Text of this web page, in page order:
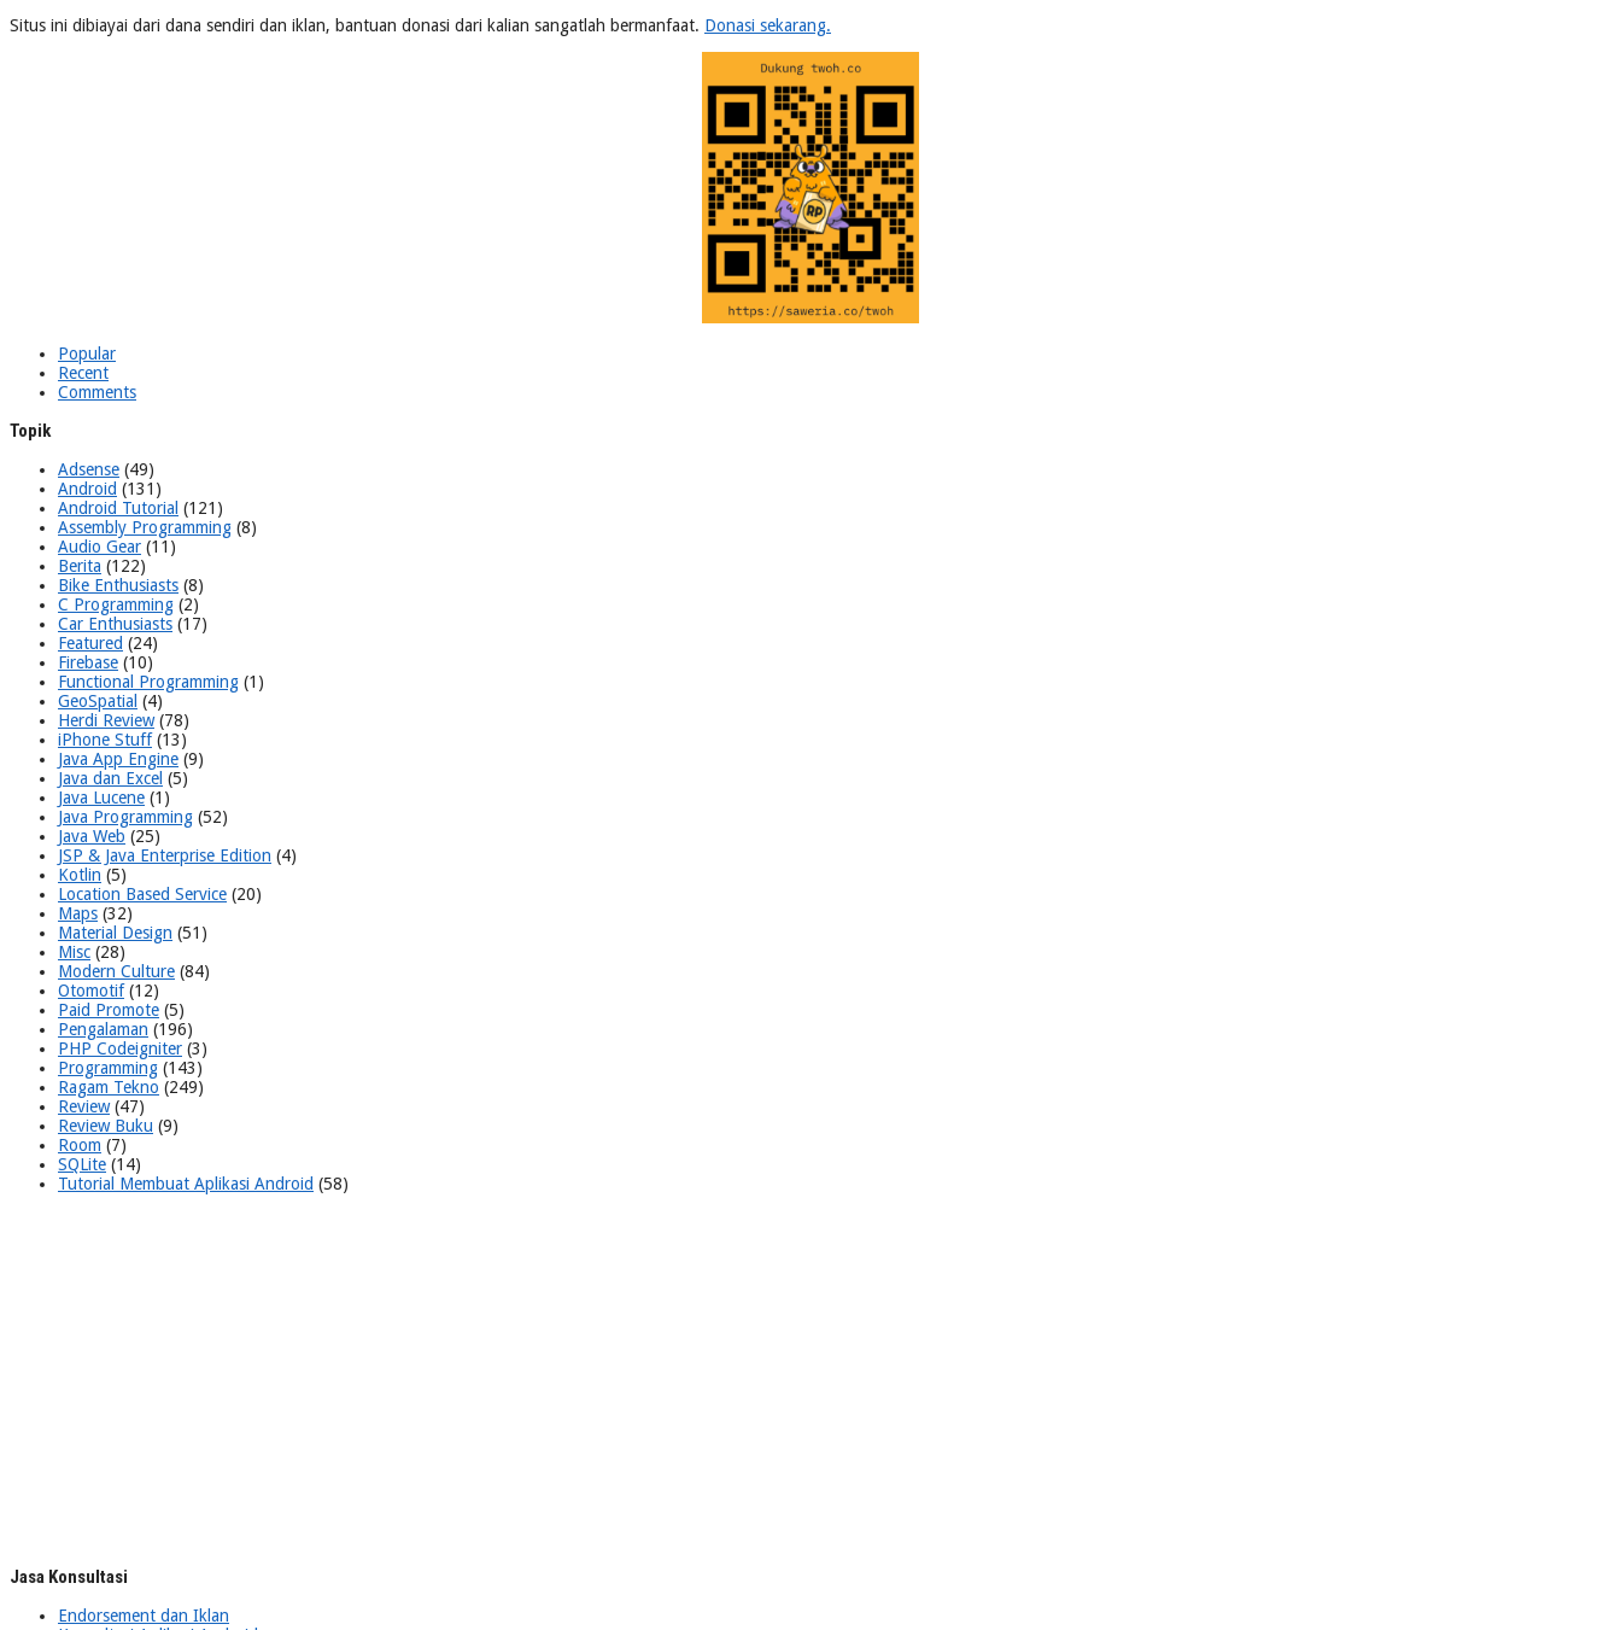
Situs ini dibiayai dari dana sendiri dan iklan, bantuan donasi dari kalian sangatlah bermanfaat. Donasi sekarang.
Popular
Recent
Comments
Topik
Adsense (49)
Android (131)
Android Tutorial (121)
Assembly Programming (8)
Audio Gear (11)
Berita (122)
Bike Enthusiasts (8)
C Programming (2)
Car Enthusiasts (17)
Featured (24)
Firebase (10)
Functional Programming (1)
GeoSpatial (4)
Herdi Review(78)
iPhone Stuff(13)
Java App Engine (9)
Java dan Excel (5)
Java Lucene (1)
Java Programming (52)
Java Web (25)
JSP & Java Enterprise Edition (4)
Kotlin (5)
Location Based Service (20)
Maps (32)
Material Design (51)
Misc (28)
Modern Culture (84)
Otomotif(12)
Paid Promote (5)
Pengalaman (196)
PHP Codeigniter (3)
Programming (143)
Ragam Tekno (249)
Review(47)
Review Buku (9)
Room (7)
SQLite (14)
Tutorial Membuat Aplikasi Android (58)
Jasa Konsultasi
Endorsement dan Iklan